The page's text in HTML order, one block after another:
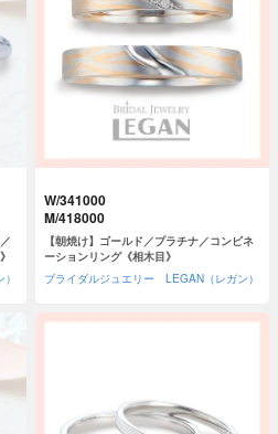
W/341000
M/418000
【朝焼け】ゴールド／プラチナ／コンビネ
ーションリング《相木目》
ブライダルジュエリー LEGAN（レガン）